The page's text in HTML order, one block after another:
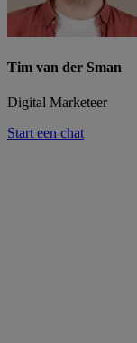
Tim van der Sman
Digital Marketeer
Start een chat